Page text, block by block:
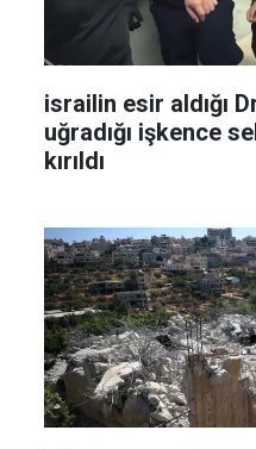
israilin esir aldığı
uğradığı işkence
kırıldı